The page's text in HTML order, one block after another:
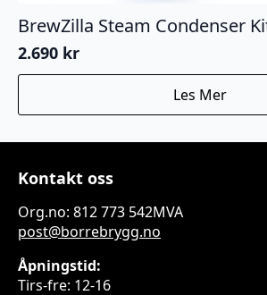
BrewZilla Steam Condenser
2.690 kr
Les Mer
Kontakt oss
Org.no: 812 773 542MVA
post@borrebrygg.no
Åpningstid:
Tirs-fre: 12-16